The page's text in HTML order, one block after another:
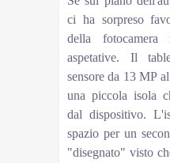
ci ha sorpreso
della
aspetative. Il
sensore da 13 MP
una piccola isola
dal dispositivo.
spazio per un
"disegnato" visto